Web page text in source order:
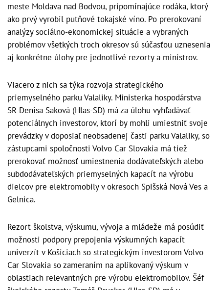
meste Moldava nad Bodvou, pripomínajúce rodáka, ktorý
ako prvý vyrobil putňové tokajské víno. Po prerokovaní
analýzy sociálno-ekonomickej situácie a vybraných
problémov všetkých troch okresov sú súčasťou uznesenia
aj konkrétne úlohy pre jednotlivé rezorty a ministrov.
Viacero z nich sa týka rozvoja strategického
priemyselného parku Valaliky. Ministerka hospodárstva
SR Denisa Saková (Hlas-SD) má za úlohu vyhľadávať
potenciálnych investorov, ktorí by mohli umiestniť svoje
prevádzky v doposiaľ neobsadenej časti parku Valaliky, so
zástupcami spoločnosti Volvo Car Slovakia má tiež
prerokovať možnosť umiestnenia dodávateľských alebo
subdodávateľských priemyselných kapacít na výrobu
dielcov pre elektromobily v okresoch Spišská Nová Ves a
Gelnica.
Rezort školstva, výskumu, vývoja a mládeže má posúdiť
možnosti podpory prepojenia výskumných kapacít
univerzít v Košiciach so strategickým investorom Volvo
Car Slovakia so zameraním na aplikovaný výskum v
oblastiach relevantných pre výrobu elektromobilov. Šéf